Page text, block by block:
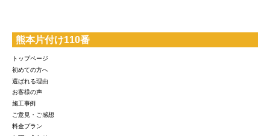
熊本片付け110番
トップページ
初めての方へ
選ばれる理由
お客様の声
施工事例
ご意見・ご感想
料金プラン